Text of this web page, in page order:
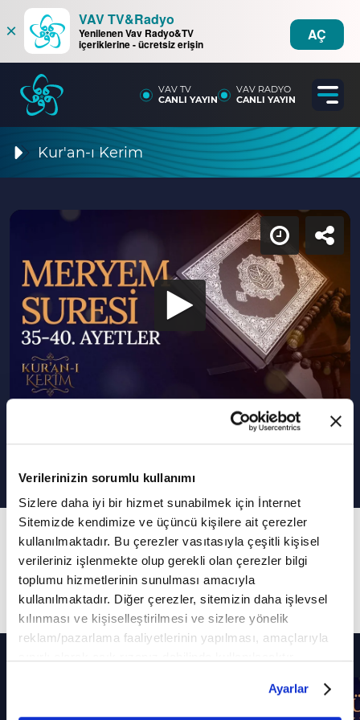
Verilerinizin sorumlu kullanımı
Sizlere daha iyi bir hizmet sunabilmek için İnternet
Sitemizde kendimize ve üçüncü kişilere ait çerezler
kullanılmaktadır. Bu çerezler vasıtasıyla çeşitli kişisel
verileriniz işlenmekte olup gerekli olan çerezler bilgi
toplumu hizmetlerinin sunulması amacıyla
kullanılmaktadır. Diğer çerezler, sitemizin daha işlevsel
kılınması ve kişiselleştirilmesi ve sizlere yönelik
reklam/pazarlama faaliyetlerinin yapılması, amaçlarıyla
belirleyebilirsiniz. Çerezlere ilişkin detaylı bilgi için
Ayarlar butonuna tıklayabilir,Çerez Bilgilendirme
Ayarlar
×
VAV TV&Radyo
Yenilenen Vav Radyo&TV
içeriklerine - ücretsiz erişin
AÇ
VAV TV
CANLI YAYIN
VAV RADYO
CANLI YAYIN
Kur'an-ı Kerim
Meryem Suresi 35-40. ayetler
Doğan Temiz'in sesinden Meryem Suresi 35-40.
ayetler...